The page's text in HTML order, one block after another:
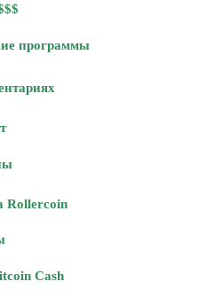
программы
Rollercoin
Cash